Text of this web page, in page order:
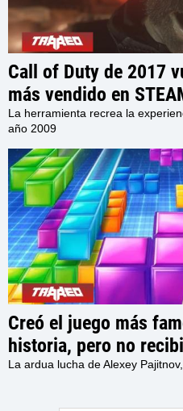
Call of Duty de 2017
más vendido en
que lo convierte en
La herramienta recrea la
año 2009
Creó el juego más
historia, pero no
hasta muchos años
La ardua lucha de Alexey